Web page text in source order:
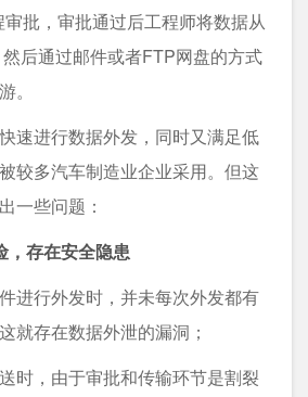
批，审批通过后工程师将数据从
后通过邮件或者FTP网盘的方式
。
速进行数据外发，同时又满足低
较多汽车制造业企业采用。但这
一些问题：
，存在安全隐患
进行外发时，并未每次外发都有
就存在数据外泄的漏洞；
时，由于审批和传输环节是割裂